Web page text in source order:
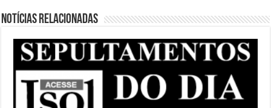
Notícias relacionadas